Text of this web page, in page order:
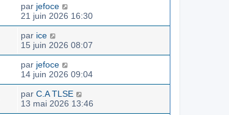
par jefoce
21 juin 2026 16:30
par ice
15 juin 2026 08:07
par jefoce
14 juin 2026 09:04
par C.A TLSE
13 mai 2026 13:46